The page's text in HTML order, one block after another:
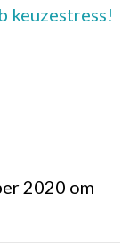
keuzestress!
2020 om